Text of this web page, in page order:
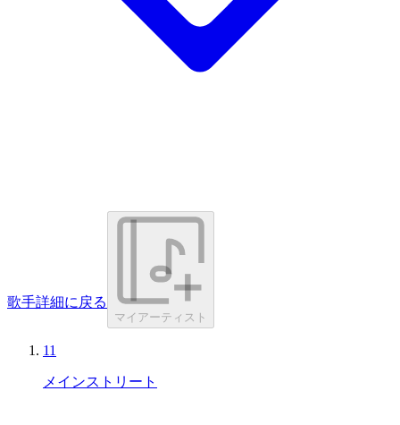
歌手詳細に戻る
マイアーティスト
11
メインストリート